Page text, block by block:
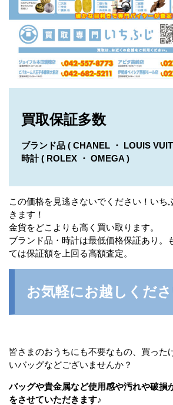
買取保証多数
ブランド品 ( CHANEL ・ LOUIS
時計 ( ROLEX ・ OMEGA )
この価格を見逃さないでください！いち
きます！
金貨をどこよりも高く買い取ります。
ブランド品・時計は最低価格保証あり。
ては保証額を上回る高額査定。
お気軽にお越しくだ
皆さまのおうちにも不要なもの、買った
いバッグなどございませんか？
バッグや貴金属など使用感や汚れや破損
をさせていただきます♪